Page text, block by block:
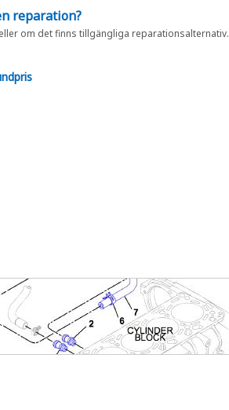
reparation?
om det finns tillgängliga reparationsalternativ.